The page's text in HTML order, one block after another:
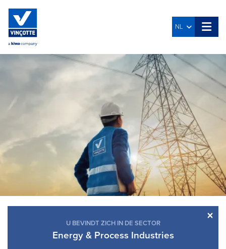
NL
×
U BEVINDT ZICH IN DE SECTOR
Energy & Process Industries